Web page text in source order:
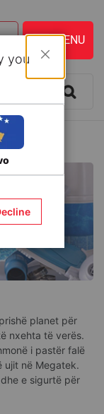
planet për
nxehta të verës.
i pastër falë
ujit në Megatek.
e sigurtë për
you